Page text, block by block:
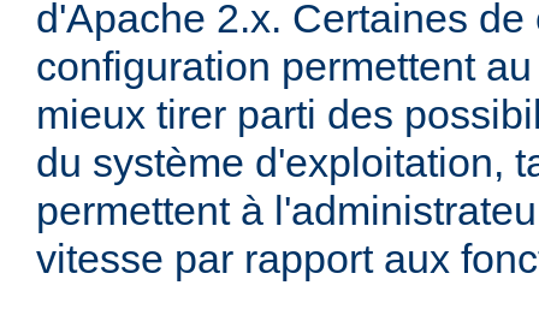
d'Apache 2.x. Certaines
configuration permettent
mieux tirer parti des
du système d'exploitation,
permettent à
vitesse par rapport aux